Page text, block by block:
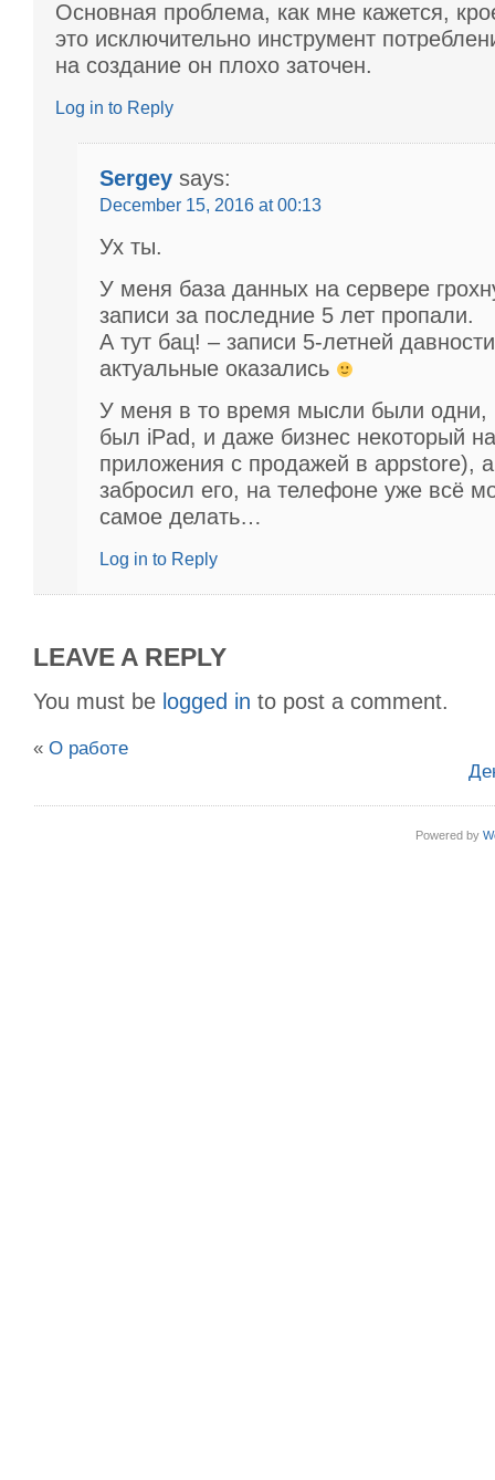
Основная проблема, как мне кажется,
это исключительно инструмент
на создание он плохо заточен.
Log in to Reply
Sergey says:
December 15, 2016 at 00:13
Ух ты.
У меня база данных на сервере
записи за последние 5 лет пропали.
А тут бац! – записи 5-летней
актуальные оказались
У меня в то время мысли были одни,
был iPad, и даже бизнес некоторый
приложения с продажей в appstore),
забросил его, на телефоне уже всё
самое делать…
Log in to Reply
LEAVE A REPLY
You must be logged in to post a comment.
« О работе
Powered by